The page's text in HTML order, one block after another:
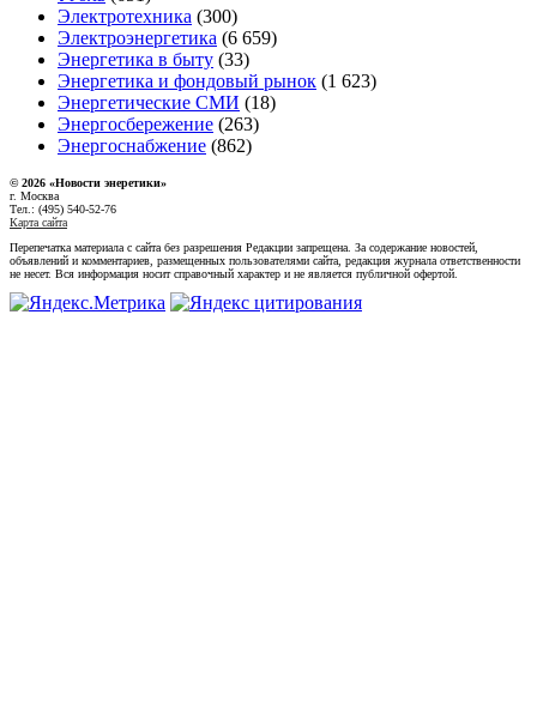
Электротехника (300)
Электроэнергетика (6 659)
Энергетика в быту (33)
Энергетика и фондовый рынок (1 623)
Энергетические СМИ (18)
Энергосбережение (263)
Энергоснабжение (862)
© 2026 «Новости энеретики»
г. Москва
Тел.: (495) 540-52-76
Карта сайта
Перепечатка материала с сайта без разрешения Редакции запрещена. За содержание новостей,
объявлений и комментариев, размещенных пользователями сайта, редакция журнала ответственности
не несет. Вся информация носит справочный характер и не является публичной офертой.